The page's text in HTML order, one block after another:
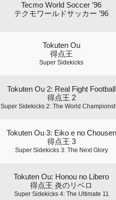
Tecmo World Soccer '96
テクモワールドサッカー '96
Tokuten Ou
得点王
Super Sidekicks
Tokuten Ou 2: Real Fight Football
得点王 2
Super Sidekicks 2: The World
Tokuten Ou 3: Eiko e no Chousen
得点王 3
Super Sidekicks 3: The Next Glory
Tokuten Ou: Honou no Libero
得点王 炎のリベロ
Super Sidekicks 4: The Ultimate 11